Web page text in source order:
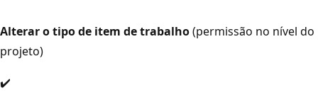
Alterar o tipo de item de trabalho(permissão no nível do
projeto)
✔️